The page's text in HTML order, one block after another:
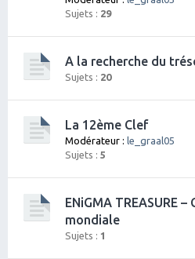
Sujets : 29
A la recherche du
Sujets : 20
La 12ème Clef
Modérateur : le_graal05
Sujets : 5
ENiGMA TREASURE
mondiale
Sujets : 1